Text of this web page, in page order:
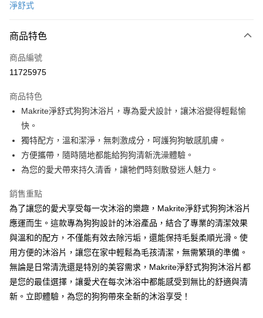
ATM付款
貨到付款
宅配(滿500元免運費)
每筆NT$120，滿NT$500(含以上)免運費
貨到付款
每筆NT$120，滿NT$500(含以上)免運費
淨舒式
商品特色
商品編號
11725975
商品特色
Makrite淨舒式狗狗沐浴片，專為愛犬設計，讓沐浴變得輕鬆愉
快。
獨特配方，溫和潔淨，無刺激成分，呵護狗狗敏感肌膚。
方便攜帶，隨時隨地都能給狗狗清新洗澡體驗。
為您的愛犬帶來持久清香，讓牠們時刻散發迷人魅力。
銷售重點
為了讓您的愛犬享受每一次沐浴的樂趣，Makrite淨舒式狗狗沐浴片
應運而生。這款專為狗狗設計的沐浴產品，結合了專業的清潔效果
與溫和的配方，不僅能有效去除污垢，還能保持毛髮柔順光滑。使
用方便的沐浴片，讓您在家中輕鬆為毛孩清潔，無需繁瑣的準備。
無論是日常清洗還是特別的美容需求，Makrite淨舒式狗狗沐浴片都
是您的最佳選擇，讓愛犬在每次沐浴中都能感受到無比的舒適與清
新。立即體驗，為您的狗狗帶來全新的沐浴享受！